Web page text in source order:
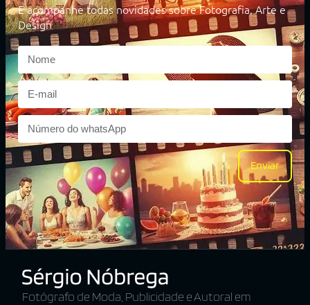
E acompanhe todas novidades sobre Fotografia, Arte e
Design
Enviar
Fotógrafo de Moda, Publicidade e Autoral em